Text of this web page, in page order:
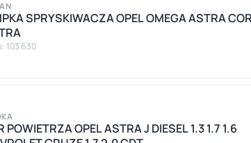
SPRYSKIWACZA OPEL OMEGA ASTRA
103 630
POWIETRZA OPEL ASTRA J DIESEL 1.3 1.7 1.6